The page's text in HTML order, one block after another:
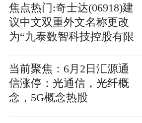
焦点热门:奇士达(06918)建
议中文双重外文名称更改
为“九泰数智科技控股有限
当前聚焦：6月2日汇源通
信涨停：光通信，光纤概
念，5G概念热股